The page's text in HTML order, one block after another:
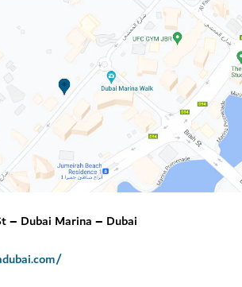
– Dubai Marina – Dubai